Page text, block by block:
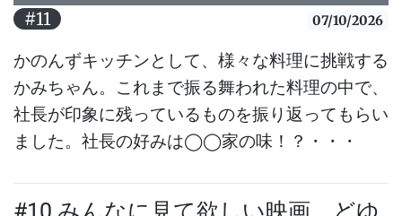
#11 07/10/2026
かのんずキッチンとして、様々な料理に挑戦する
かみちゃん。これまで振る舞われた料理の中で、
社長が印象に残っているものを振り返ってもらい
ました。社長の好みは◯◯家の味！？・・・